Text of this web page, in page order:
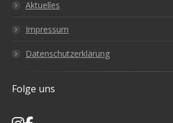
Aktuelles
Impressum
Datenschutzerklärung
Folge uns